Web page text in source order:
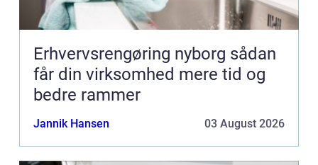
Erhvervsrengøring nyborg sådan
får din virksomhed mere tid og
bedre rammer
Jannik Hansen 03 August 2026